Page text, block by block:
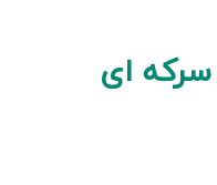
سرکه ای